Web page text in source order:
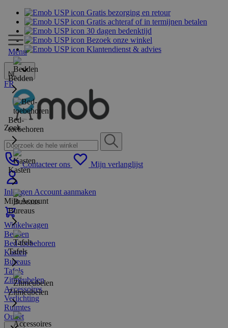
Gratis bezorging en retour
Gratis achteraf of in termijnen betalen
30 dagen bedenktijd
Bezoek onze winkel
Klantendienst & advies
NL
FR
Zoek
Contacteer ons Mijn verlanglijst
Inloggen Account aanmaken
Mijn Account
Winkelwagen
Menu
Bedden
Bed-
toebehoren
Kasten
Bureaus
Tafels
Zitmeubelen
Bedden
Bed-toebehoren
Kasten
Bureaus
Tafels
Zitmeubelen
Accessoires
Verlichting
Ruimtes
Outlet